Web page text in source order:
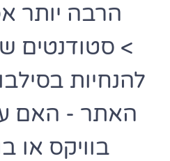
הרבה יותר
> סטודנטים
להנחיות
האתר - האם
בוויקס או